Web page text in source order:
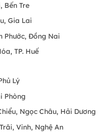
để chia buồn cùng
cho người quá cố
Bến Tre
Gia Lai
Phước, Đồng Nai
TP. Huế
Lý
Phòng
Ngọc Châu, Hải Dương
Vinh, Nghệ An